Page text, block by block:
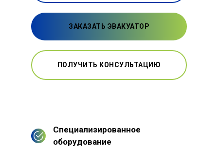
ЗАКАЗАТЬ ЭВАКУАТОР
ПОЛУЧИТЬ КОНСУЛЬТАЦИЮ
Специализированное
оборудование